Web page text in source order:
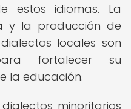
estos idiomas. La
y la producción de
locales son
fortalecer su
la educación.
minoritarios